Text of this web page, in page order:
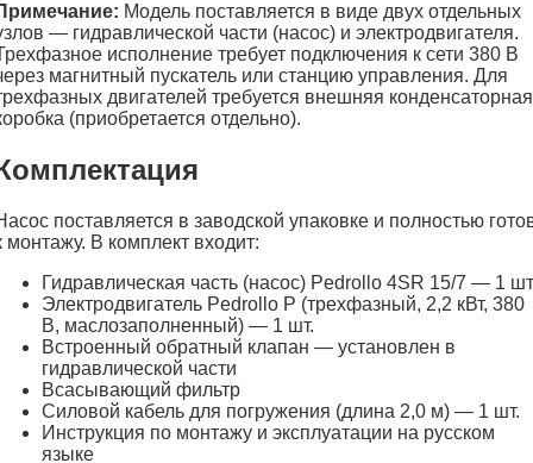
Модель поставляется в виде двух отдельных
— гидравлической части (насос) и электродвигателя.
исполнение требует подключения к сети 380 В
магнитный пускатель или станцию управления. Для
двигателей требуется внешняя конденсаторная
(приобретается отдельно).
поставляется в заводской упаковке и полностью
монтажу. В комплект входит:
Гидравлическая часть (насос) Pedrollo 4SR 15/7 — 1
Электродвигатель Pedrollo P (трехфазный, 2,2 кВт, 380
В, маслозаполненный) — 1 шт.
Встроенный обратный клапан — установлен в
гидравлической части
Всасывающий фильтр
Силовой кабель для погружения (длина 2,0 м) — 1 шт.
Инструкция по монтажу и эксплуатации на русском
языке